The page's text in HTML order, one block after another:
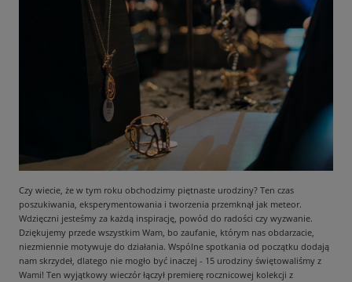
Czy wiecie, że w tym roku obchodzimy piętnaste urodziny? Ten czas
poszukiwania, eksperymentowania i tworzenia przemknął jak meteor.
Wdzięczni jesteśmy za każdą inspirację, powód do radości czy wyzwanie.
Dziękujemy przede wszystkim Wam, bo zaufanie, którym nas obdarzacie,
niezmiennie motywuje do działania. Wspólne spotkania od początku dodają
nam skrzydeł, dlatego nie mogło być inaczej - 15 urodziny świętowaliśmy z
Wami! Ten wyjątkowy wieczór łączył premierę rocznicowej kolekcji z